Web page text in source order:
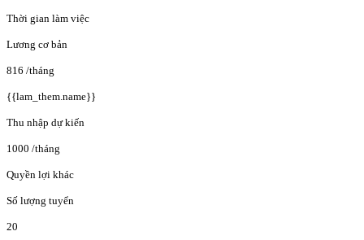
Thời gian làm việc
Lương cơ bản
816 /tháng
{{lam_them.name}}
Thu nhập dự kiến
1000 /tháng
Quyền lợi khác
Số lượng tuyển
20